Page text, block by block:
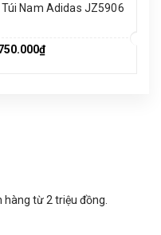
Túi Nam Adidas JZ5906
hàng từ 2 triệu đồng.